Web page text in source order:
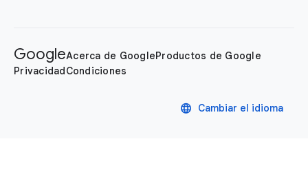
GoogleAcerca de GoogleProductos de Google
PrivacidadCondiciones
language Cambiar el idioma